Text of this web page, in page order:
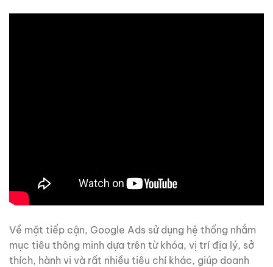
Về mặt tiếp cận, Google Ads sử dụng hệ thống nhắm
mục tiêu thông minh dựa trên từ khóa, vị trí địa lý, sở
thích, hành vi và rất nhiều tiêu chí khác, giúp doanh